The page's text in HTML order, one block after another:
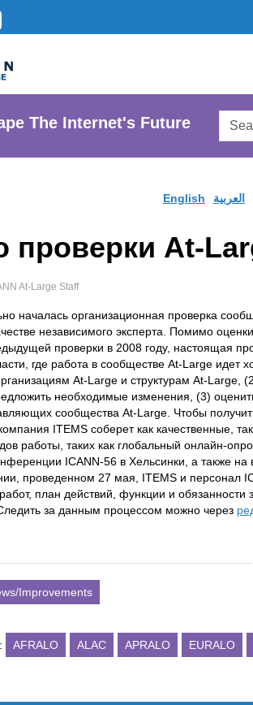
The Internet's Future
English العربية
проверки At-
At-Large Staff
началась организационная проверка
независимого эксперта. Помимо
проверки в 2008 году, настоящая
где работа в сообществе At-Large
At-Large и структурам At-Large,
необходимые изменения, (3)
сообщества At-Large. Чтобы
ITEMS соберет как качественные,
работы, таких как глобальный онлайн-
ICANN-56 в Хельсинки, а также
проведенном 27 мая, ITEMS и персонал
план действий, функции и обязанности
за данным процессом можно через
Improvements
: AFRALO ALAC APRALO EURALO